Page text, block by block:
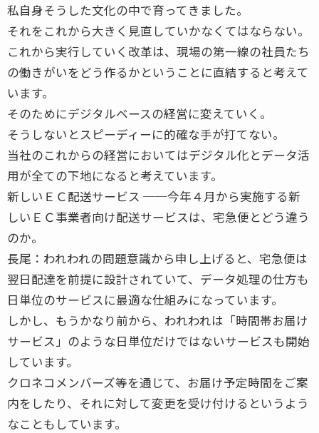
私自身そうした文化の中で育ってきました。
それをこれから大きく見直していかなくてはならない。
これから実行していく改革は、現場の第一線の社員たち
の働きがいをどう作るかということに直結すると考えて
います。
そのためにデジタルベースの経営に変えていく。
そうしないとスピーディーに的確な手が打てない。
当社のこれからの経営においてはデジタル化とデータ活
用が全ての下地になると考えています。
新しいＥＣ配送サービス ──今年４月から実施する新
しいＥＣ事業者向け配送サービスは、宅急便とどう違う
のか。
長尾：われわれの問題意識から申し上げると、宅急便は
翌日配達を前提に設計されていて、データ処理の仕方も
日単位のサービスに最適な仕組みになっています。
しかし、もうかなり前から、われわれは「時間帯お届け
サービス」のような日単位だけではないサービスも開始
しています。
クロネコメンバーズ等を通じて、お届け予定時間をご案
内をしたり、それに対して変更を受け付けるというよう
なこともしています。